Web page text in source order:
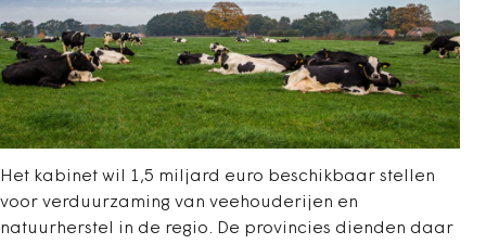
Het kabinet wil 1,5 miljard euro beschikbaar stellen
voor verduurzaming van veehouderijen en
natuurherstel in de regio. De provincies dienden daar